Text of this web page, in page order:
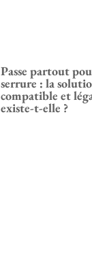
Passe partout
serrure : la
compatible et
existe-t-elle ?